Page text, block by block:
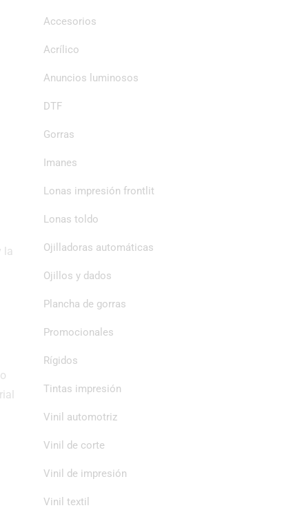
la
Accesorios
Acrílico
Anuncios luminosos
DTF
Gorras
Imanes
Lonas impresión frontlit
Lonas toldo
Ojilladoras automáticas
Ojillos y dados
Plancha de gorras
Promocionales
Rígidos
Tintas impresión
Vinil automotriz
Vinil de corte
Vinil de impresión
Vinil textil